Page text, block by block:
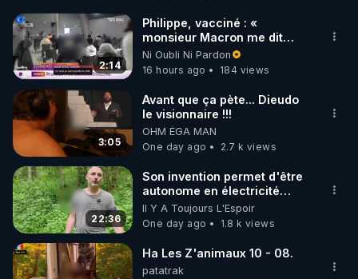
2:14
Philippe, vacciné : «
monsieur Macron me dit
qu'il emmerde ma fille, donc
moi je suis insulté »
Ni Oubli Ni Pardon
16 hours ago
184 views
3:05
Avant que ça pète... Dieudo
le visionnaire !!!
OHM ÉGA MAN
One day ago
2.7 k views
22:36
Son invention permet d'être
autonome en électricité
avec un simple ruisseau
Il Y A Toujours L'Espoir
One day ago
1.8 k views
Ha Les Z'animaux 10 - 08.
patatrak